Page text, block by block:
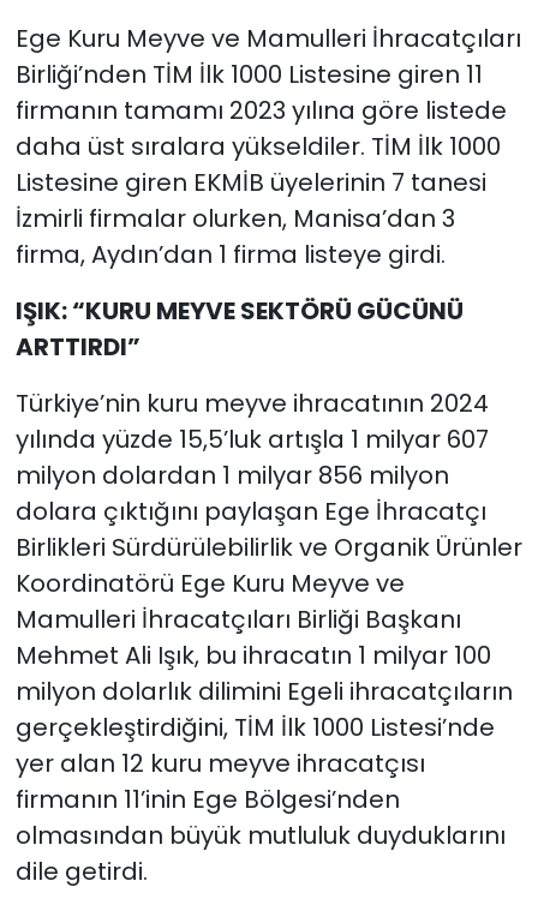
Ege Kuru Meyve ve Mamulleri İhracatçıları
Birliği’nden TİM İlk 1000 Listesine giren 11
firmanın tamamı 2023 yılına göre listede
daha üst sıralara yükseldiler. TİM İlk 1000
Listesine giren EKMİB üyelerinin 7 tanesi
İzmirli firmalar olurken, Manisa’dan 3
firma, Aydın’dan 1 firma listeye girdi.
IŞIK: “KURU MEYVE SEKTÖRÜ GÜCÜNÜ
ARTTIRDI”
Türkiye’nin kuru meyve ihracatının 2024
yılında yüzde 15,5’luk artışla 1 milyar 607
milyon dolardan 1 milyar 856 milyon
dolara çıktığını paylaşan Ege İhracatçı
Birlikleri Sürdürülebilirlik ve Organik Ürünler
Koordinatörü Ege Kuru Meyve ve
Mamulleri İhracatçıları Birliği Başkanı
Mehmet Ali Işık, bu ihracatın 1 milyar 100
milyon dolarlık dilimini Egeli ihracatçıların
gerçekleştirdiğini, TİM İlk 1000 Listesi’nde
yer alan 12 kuru meyve ihracatçısı
firmanın 11’inin Ege Bölgesi’nden
olmasından büyük mutluluk duyduklarını
dile getirdi.